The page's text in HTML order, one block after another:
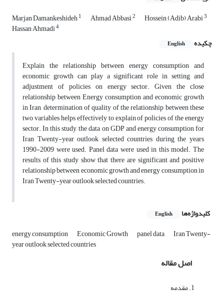
Marjan Damankeshideh1 Ahmad Abbasi2 Hossein (Adib) Arabi3
Hassan Ahmadi4
چکیده English
Explain the relationship between energy consumption and
economic growth can play a significant role in setting and
adjustment of policies on energy sector. Given the close
relationship between Energy consumption and economic growth
in Iran, determination of quality of the relationship between these
two variables helps effectively to explain of policies of the energy
sector. In this study, the data on GDP and energy consumption for
Iran Twenty-year outlook selected countries during the years
1990-2009 were used. Panel data were used in this model. The
results of this study show that there are significant and positive
relationship between economic growth and energy consumption in
Iran Twenty-year outlook selected countries.
کلیدواژه‌ها English
energy consumption Economic Growth panel data Iran Twenty-
year outlook selected countries
اصل مقاله
مقدمه